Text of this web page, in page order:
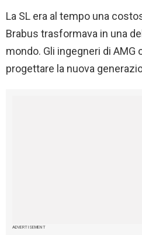
La SL era al tempo una
Brabus trasformava in una
mondo. Gli ingegneri di AMG
progettare la nuova
ADVERTISEMENT